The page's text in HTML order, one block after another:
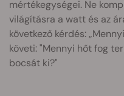
mértékegységei. Ne
világításra a watt és az
következő kérdés:
követi: "Mennyi hőt fog
bocsát ki?"